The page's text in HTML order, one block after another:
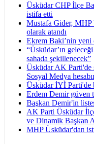
Üsküdar CHP İlçe
istifa etti
Mustafa Gider, MHP
olarak atandı
Ekrem Baki’nin yeni
“Üsküdar’ın
sahada şekillenecek”
Üsküdar AK Parti'de
Sosyal Medya
Üsküdar İYİ Parti'de
Erdem Demir güven
Başkan Demir'in listesi
AK Parti Üsküdar
ve Dinamik Başkan
MHP Üsküdar'dan